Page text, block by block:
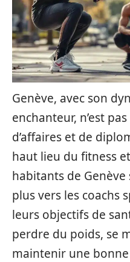
Genève, avec son
enchanteur, n’est
d’affaires et de
haut lieu du fitness
habitants de
plus vers les coachs
leurs objectifs de
perdre du poids, se
maintenir une